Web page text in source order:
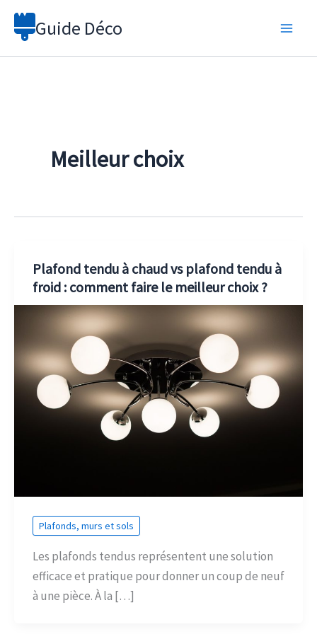
Aller
Guide Déco
Meilleur choix
Plafond tendu à chaud vs plafond tendu à
froid : comment faire le meilleur choix ?
Plafonds, murs et sols
Les plafonds tendus représentent une solution
efficace et pratique pour donner un coup de neuf
à une pièce. À la […]